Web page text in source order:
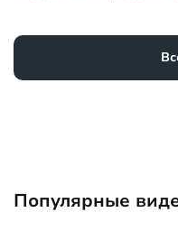
Популярные